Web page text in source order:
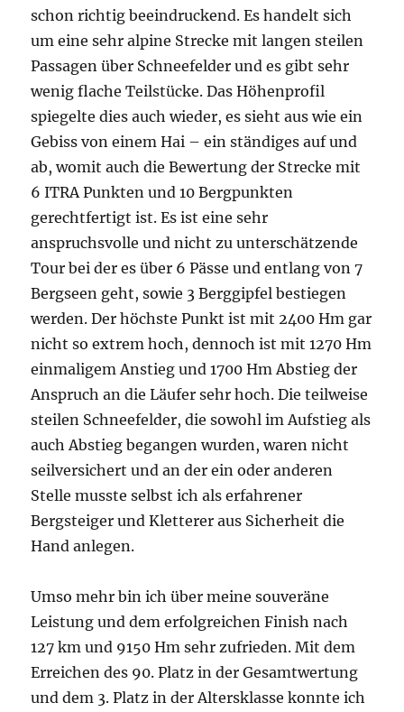
schon richtig beeindruckend. Es handelt sich
um eine sehr alpine Strecke mit langen steilen
Passagen über Schneefelder und es gibt sehr
wenig flache Teilstücke. Das Höhenprofil
spiegelte dies auch wieder, es sieht aus wie ein
Gebiss von einem Hai – ein ständiges auf und
ab, womit auch die Bewertung der Strecke mit
6 ITRA Punkten und 10 Bergpunkten
gerechtfertigt ist. Es ist eine sehr
anspruchsvolle und nicht zu unterschätzende
Tour bei der es über 6 Pässe und entlang von 7
Bergseen geht, sowie 3 Berggipfel bestiegen
werden. Der höchste Punkt ist mit 2400 Hm gar
nicht so extrem hoch, dennoch ist mit 1270 Hm
einmaligem Anstieg und 1700 Hm Abstieg der
Anspruch an die Läufer sehr hoch. Die teilweise
steilen Schneefelder, die sowohl im Aufstieg als
auch Abstieg begangen wurden, waren nicht
seilversichert und an der ein oder anderen
Stelle musste selbst ich als erfahrener
Bergsteiger und Kletterer aus Sicherheit die
Hand anlegen.
Umso mehr bin ich über meine souveräne
Leistung und dem erfolgreichen Finish nach
127 km und 9150 Hm sehr zufrieden. Mit dem
Erreichen des 90. Platz in der Gesamtwertung
und dem 3. Platz in der Altersklasse konnte ich